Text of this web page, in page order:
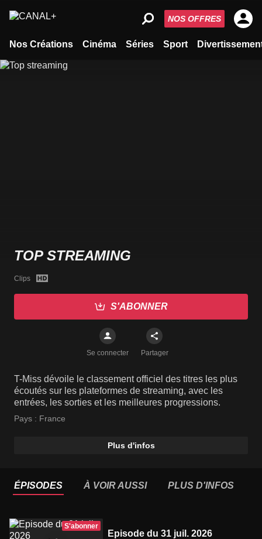
Nos Créations Cinéma Séries Sport
NOS OFFRES
TOP STREAMING
Clips
S'ABONNER
Se connecter Partager
T-Miss dévoile le classement officiel des titres les plus
écoutés sur les plateformes de streaming, avec les
entrées, les sorties et les meilleures progressions.
Pays : France
Plus d'infos
ÉPISODES À VOIR AUSSI PLUS D'INFOS
S'abonner
Episode du 31 juil. 2026